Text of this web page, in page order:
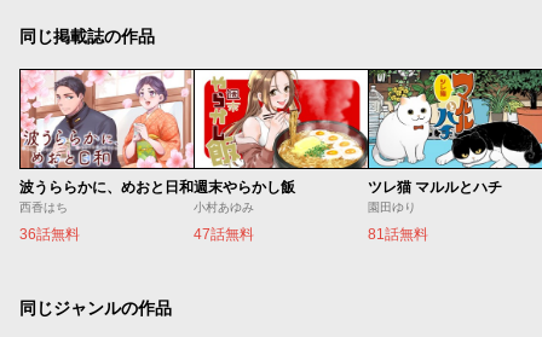
同じ掲載誌の作品
波うららかに、めおと日和
西香はち
36話無料
週末やらかし飯
小村あゆみ
47話無料
ツレ猫 マルルとハチ
園田ゆり
81話無料
同じジャンルの作品